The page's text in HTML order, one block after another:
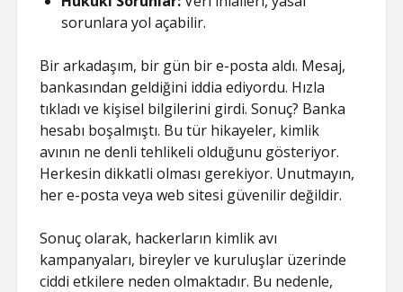
sorunlara yol açabilir.
Bir arkadaşım, bir gün bir e-posta aldı. Mesaj,
bankasından geldiğini iddia ediyordu. Hızla
tıkladı ve kişisel bilgilerini girdi. Sonuç? Banka
hesabı boşalmıştı. Bu tür hikayeler, kimlik
avının ne denli tehlikeli olduğunu gösteriyor.
Herkesin dikkatli olması gerekiyor. Unutmayın,
her e-posta veya web sitesi güvenilir değildir.
Sonuç olarak, hackerların kimlik avı
kampanyaları, bireyler ve kuruluşlar üzerinde
ciddi etkilere neden olmaktadır. Bu nedenle,